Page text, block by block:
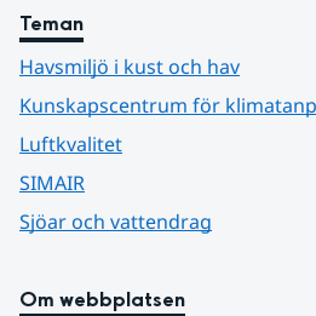
Teman
Havsmiljö i kust och hav
Kunskapscentrum för
Luftkvalitet
SIMAIR
Sjöar och vattendrag
Om webbplatsen